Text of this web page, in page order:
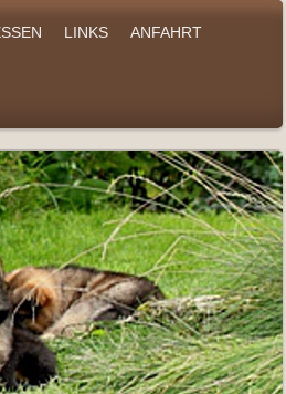
LINKS ANFAHRT